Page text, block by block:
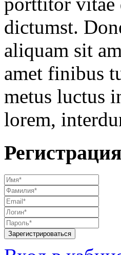
dictumst.
aliquam sit
amet finibus
metus luctus
lorem,
Регистрация
Зарегистрироваться